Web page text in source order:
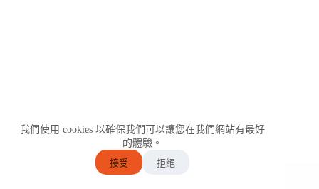
我們使用 cookies 以確保我們可以讓您在我們網站有最好
的體驗。
接受 拒絕
COPYRIGHT © 2025 CYTOSKIN™. ALL RIGHTS